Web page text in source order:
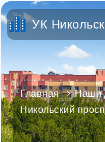
УК
Главная
Наши
Никольский